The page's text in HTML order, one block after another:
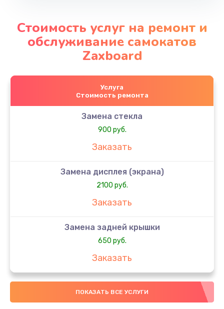
Стоимость услуг на ремонт и
обслуживание самокатов
Zaxboard
Услуга
Стоимость ремонта
Замена стекла
900 руб.
Заказать
Замена дисплея (экрана)
2100 руб.
Заказать
Замена задней крышки
650 руб.
Заказать
Замена аккумулятора
4000 руб.
ПОКАЗАТЬ ВСЕ УСЛУГИ